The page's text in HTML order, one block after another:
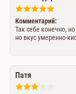
Комментарий:
Так себе конечно,
но вкус умеренно-
Патя